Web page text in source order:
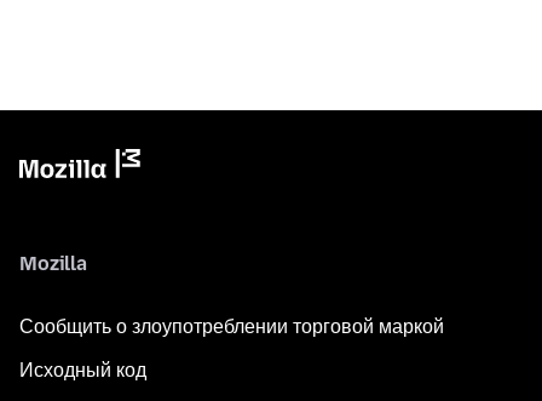
Mozilla
Сообщить о злоупотреблении торговой маркой
Исходный код